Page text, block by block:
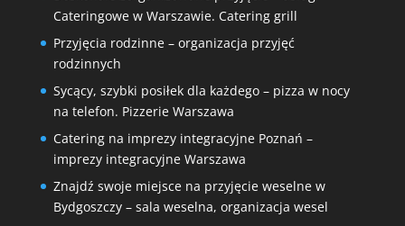
Cateringowe w Warszawie. Catering grill
Przyjęcia rodzinne – organizacja przyjęć
rodzinnych
Sycący, szybki posiłek dla każdego – pizza w nocy
na telefon. Pizzerie Warszawa
Catering na imprezy integracyjne Poznań –
imprezy integracyjne Warszawa
Znajdź swoje miejsce na przyjęcie weselne w
Bydgoszczy – sala weselna, organizacja wesel